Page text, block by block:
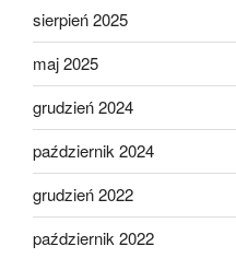
sierpień 2025
maj 2025
grudzień 2024
październik 2024
grudzień 2022
październik 2022